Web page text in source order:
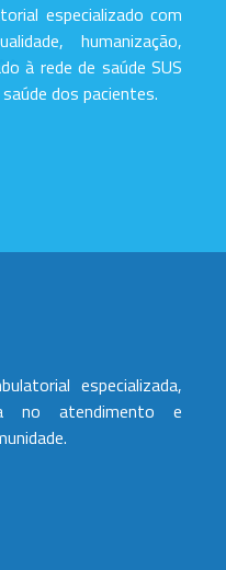
especializado com
humanização,
à rede de saúde SUS
dos pacientes.
especializada,
no atendimento e